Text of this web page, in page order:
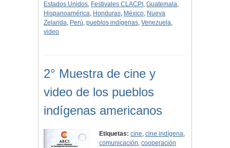
Estados Unidos, Festivales CLACPI , Guatemala,
Hispanoamérica, Honduras, México, Nueva
Zelanda, Perú, pueblos indígenas, Venezuela,
video
2° Muestra de cine y
video de los pueblos
indígenas americanos
Etiquetas: cine,cine indígena,
comunicación,cooperación